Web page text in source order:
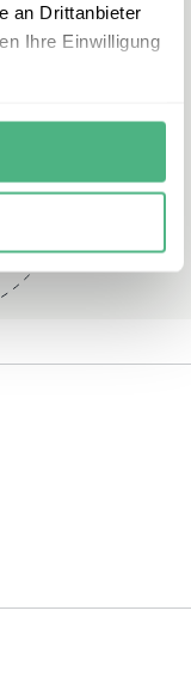
an Drittanbieter
Ihre Einwilligung